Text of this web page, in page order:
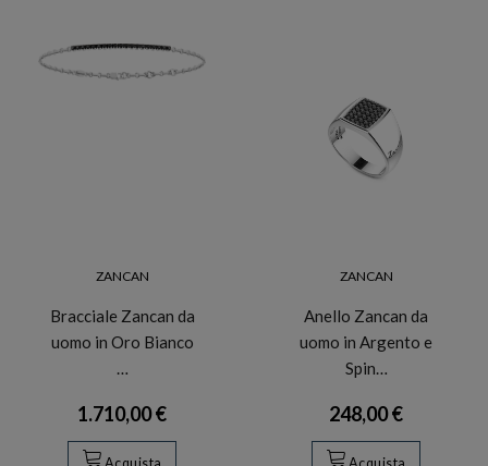
ZANCAN
Bracciale Zancan da
uomo in Oro Bianco
…
1.710,00 €
ZANCAN
Anello Zancan da
uomo in Argento e
Spin…
248,00 €